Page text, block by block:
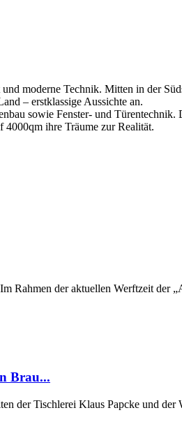
moderne Technik. Mitten in der
– erstklassige Aussichte an.
sowie Fenster- und
4000qm ihre Träume zur Realität.
Rahmen der aktuellen Werftzeit
Brau...
Tischlerei Klaus Papcke und